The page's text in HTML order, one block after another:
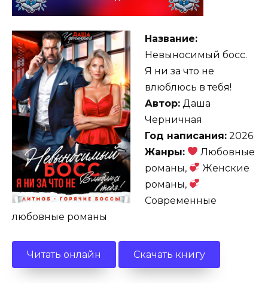
Название:
Невыносимый босс.
Я ни за что не
влюблюсь в тебя!
Автор: Даша
Черничная
Год написания: 2026
Жанры:
Любовные
романы,
Женские
романы,
Современные
любовные романы
Читать онлайн Скачать книгу